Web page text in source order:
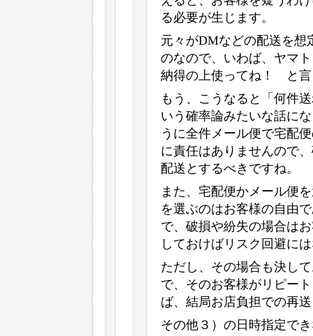
る必要が生じます。
元々がDMなどの配送を想
のなので、いわば、ヤマ
納得の上使ってね！ と言
もう、こうなると「何件
いう確率論みたいな話に
うに全件メール便で宅配
に責任はありませんので
配送とするべきですね。
また、宅配便かメール便
を選ぶのはお客様の自由
で、破損や紛失の場合は
しておけばリスク回避に
ただし、その場合も決し
で、そのお客様がリピー
ば、結局お店負担での再
その他３）の日時指定で